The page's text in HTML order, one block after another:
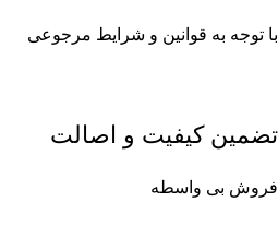
با توجه به قوانین و شرایط مرجوعی
تضمین کیفیت و اصالت
فروش بی واسطه